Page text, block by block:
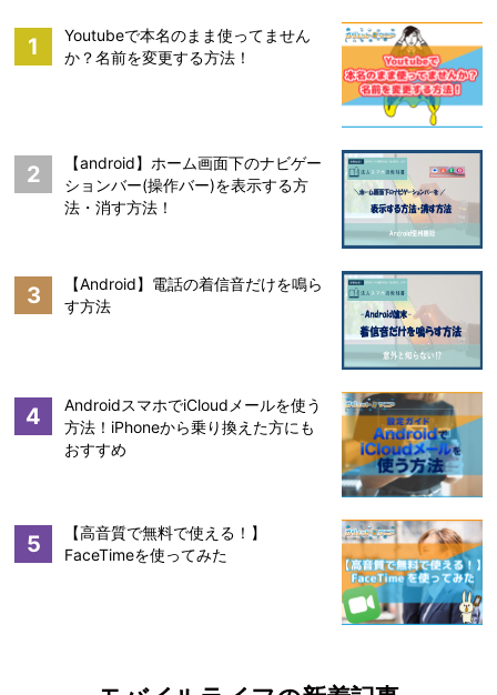
1
Youtubeで本名のまま使ってません
か？名前を変更する方法！
2
【android】ホーム画面下のナビゲー
ションバー(操作バー)を表示する方
法・消す方法！
3
【Android】電話の着信音だけを鳴ら
す方法
4
AndroidスマホでiCloudメールを使う
方法！iPhoneから乗り換えた方にも
おすすめ
5
【高音質で無料で使える！】
FaceTimeを使ってみた